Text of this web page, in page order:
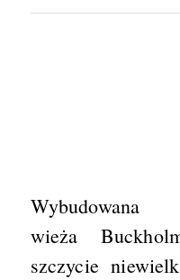
wieża
szczycie